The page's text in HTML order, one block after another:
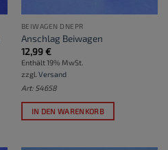
BEIWAGEN DNEPR
Anschlag Beiwagen
12,99€
Enthält 19% MwSt.
zzgl. Versand
Art: S4658
IN DEN WARENKORB